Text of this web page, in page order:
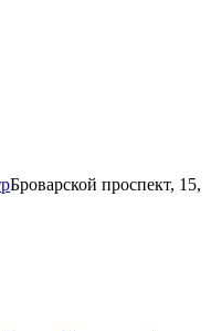
Броварской проспект, 15,